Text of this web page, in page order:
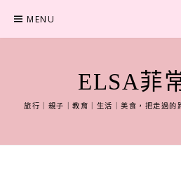
content
MENU
ELSA菲
旅行｜親子｜教育｜生活｜美食，把走過的